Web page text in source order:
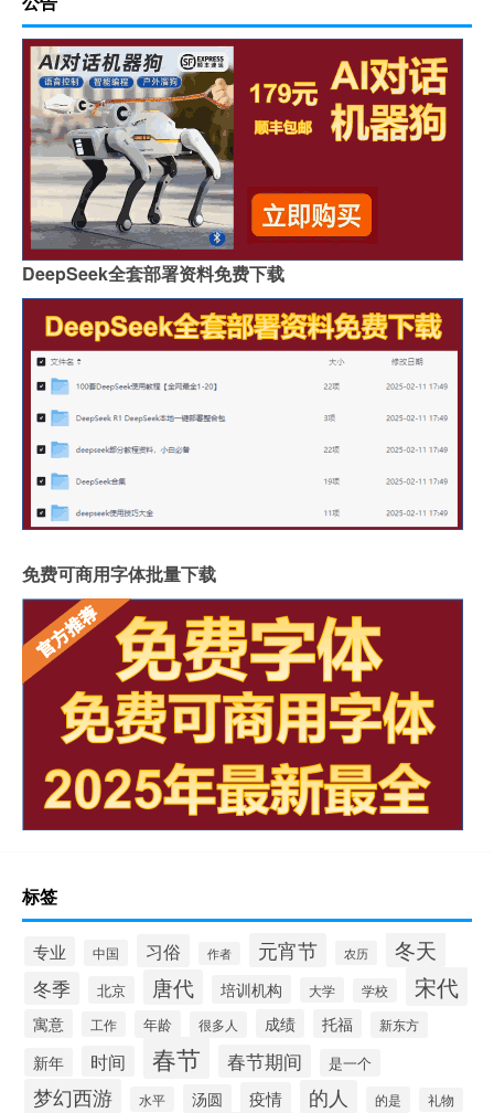
DeepSeek全套部署资料免费下载
免费可商用字体批量下载
标签
专业 中国 习俗 作者 元宵节 农历 冬天
冬季 北京 唐代 培训机构 大学 学校 宋代
寓意 工作 年龄 很多人 成绩 托福 新东方
新年 时间 春节 春节期间 是一个
梦幻西游 水平 汤圆 疫情 的人 的是 礼物